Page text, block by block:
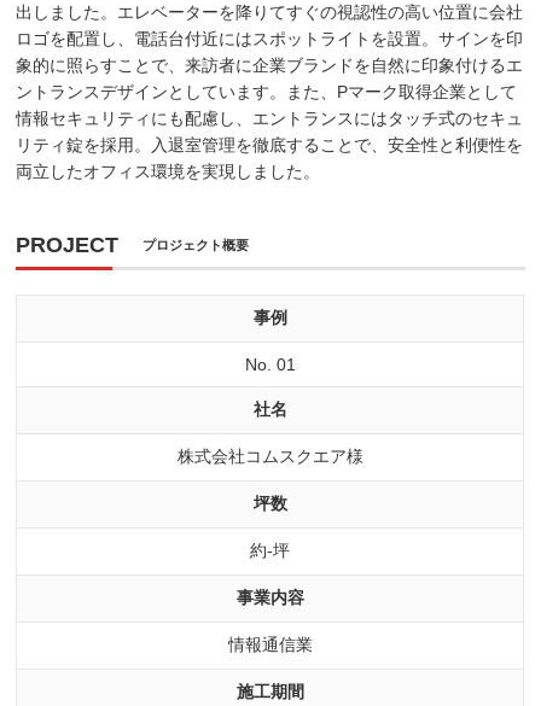
出しました。エレベーターを降りてすぐの視認性の高い位置に会社
ロゴを配置し、電話台付近にはスポットライトを設置。サインを印
象的に照らすことで、来訪者に企業ブランドを自然に印象付けるエ
ントランスデザインとしています。また、Pマーク取得企業として
情報セキュリティにも配慮し、エントランスにはタッチ式のセキュ
リティ錠を採用。入退室管理を徹底することで、安全性と利便性を
両立したオフィス環境を実現しました。
PROJECT プロジェクト概要
事例
No. 01
社名
株式会社コムスクエア様
坪数
約-坪
事業内容
情報通信業
施工期間